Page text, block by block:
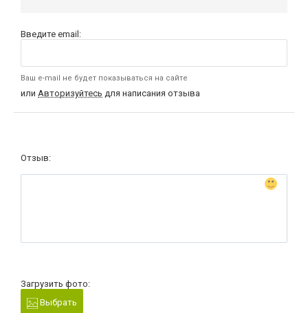
Введите email:
Ваш e-mail не будет показываться на сайте
или Авторизуйтесь для написания отзыва
Отзыв:
Загрузить фото:
Выбрать